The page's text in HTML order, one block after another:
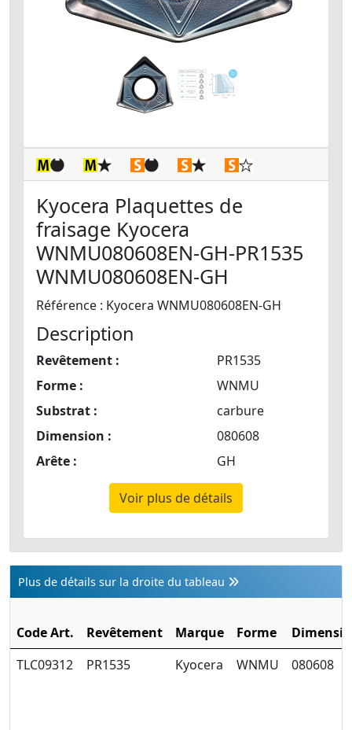
Kyocera Plaquettes de
fraisage Kyocera
WNMU080608EN-GH-PR1535
WNMU080608EN-GH
Référence : Kyocera WNMU080608EN-GH
Description
Revêtement :
PR1535
Forme :
WNMU
Substrat :
carbure
Dimension :
080608
Arête :
GH
Voir plus de détails
Plus de détails sur la droite du tableau
Code Art. Revêtement Marque Forme
TLC09312
PR1535 Kyocera WNMU 080608